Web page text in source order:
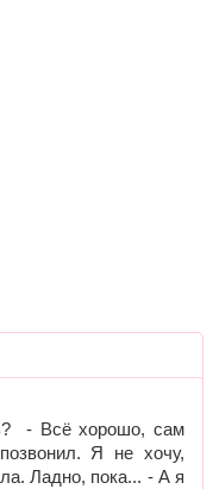
- Всё хорошо, сам
Я не хочу,
Ладно, пока... - А я